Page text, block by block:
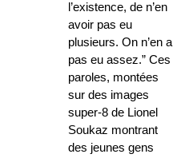
l’existence, de n’en
avoir pas eu
plusieurs. On n’en a
pas eu assez.” Ces
paroles, montées
sur des images
super-8 de Lionel
Soukaz montrant
des jeunes gens